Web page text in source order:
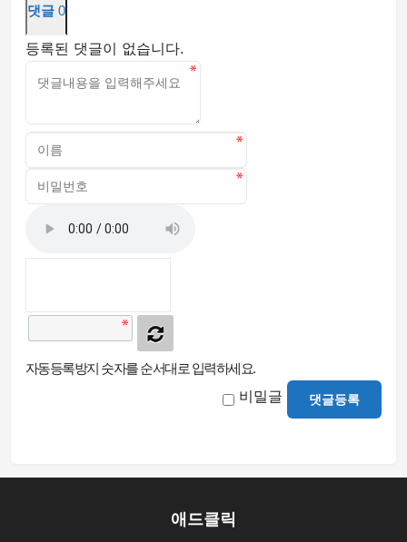
댓글 0
등록된 댓글이 없습니다.
자동등록방지 숫자를 순서대로 입력하세요.
비밀글 댓글등록
애드클릭